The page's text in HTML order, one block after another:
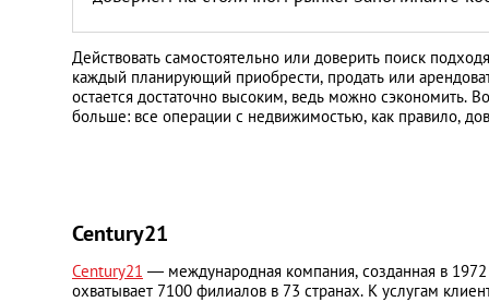
Действовать самостоятельно или доверить поиск
каждый планирующий приобрести, продать или
остается достаточно высоким, ведь можно сэкономить.
больше: все операции с недвижимостью, как правило,
Century21
Century21 — международная компания, созданная в
охватывает 7100 филиалов в 73 странах. К услугам